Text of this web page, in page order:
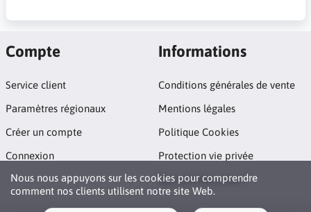
Nous nous appuyons sur les cookies pour comprendre
comment nos clients utilisent notre site Web.
Compte
Service client
Paramètres régionaux
Créer un compte
Connexion
Informations
Conditions générales de vente
Mentions légales
Politique Cookies
Protection vie privée
Qui sommes nous ?